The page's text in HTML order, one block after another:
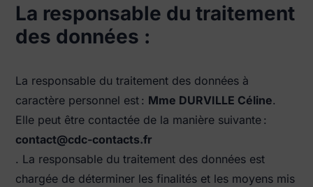
La responsable du traitement
des données :
La responsable du traitement des données à
caractère personnel est : Mme DURVILLE Céline.
Elle peut être contactée de la manière suivante :
rf.stcatnoc-cdc
@tcatnoc
. La responsable du traitement des données est
chargée de déterminer les finalités et les moyens mis